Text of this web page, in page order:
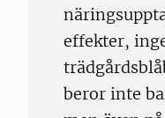
effekter,
beror inte